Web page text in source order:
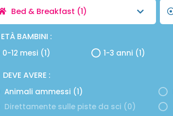
Bed & Breakfast (1)
ETÀ BAMBINI
0-12 mesi (1) 1-3 anni (1)
DEVE AVERE
Animali ammessi (1)
Direttamente sulle piste da sci (0)